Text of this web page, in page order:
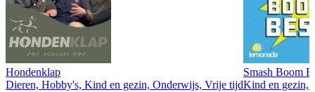
Hondenklap
Dieren, Hobby's, Kind en gezin, Onderwijs, Vrije tijd
Smash Boom
Kind en gezin,